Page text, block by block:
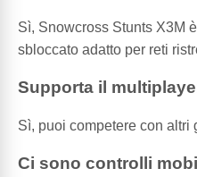
Sì, Snowcross Stunts X3M
sbloccato adatto per reti
Supporta il
Sì, puoi competere con altri
Ci sono controlli